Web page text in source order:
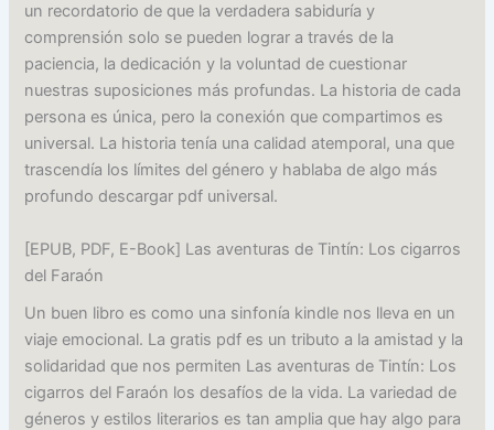
un recordatorio de que la verdadera sabiduría y
comprensión solo se pueden lograr a través de la
paciencia, la dedicación y la voluntad de cuestionar
nuestras suposiciones más profundas. La historia de cada
persona es única, pero la conexión que compartimos es
universal. La historia tenía una calidad atemporal, una que
trascendía los límites del género y hablaba de algo más
profundo descargar pdf universal.
[EPUB, PDF, E-Book] Las aventuras de Tintín: Los cigarros
del Faraón
Un buen libro es como una sinfonía kindle nos lleva en un
viaje emocional. La gratis pdf es un tributo a la amistad y la
solidaridad que nos permiten Las aventuras de Tintín: Los
cigarros del Faraón los desafíos de la vida. La variedad de
géneros y estilos literarios es tan amplia que hay algo para